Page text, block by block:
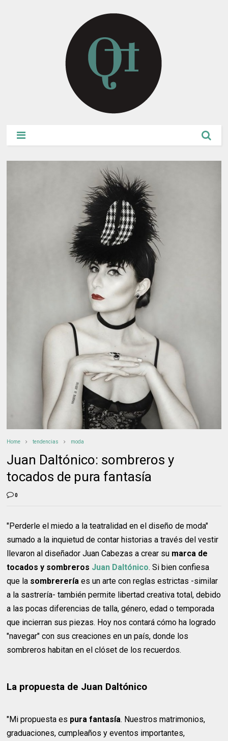
Home tendencias moda
Juan Daltónico: sombreros y
tocados de pura fantasía
0
"Perderle el miedo a la teatralidad en el diseño de moda"
sumado a la inquietud de contar historias a través del vestir
llevaron al diseñador Juan Cabezas a crear su marca de
tocados y sombreros Juan Daltónico. Si bien confiesa
que la sombrerería es un arte con reglas estrictas -similar
a la sastrería- también permite libertad creativa total, debido
a las pocas diferencias de talla, género, edad o temporada
que incierran sus piezas. Hoy nos contará cómo ha logrado
"navegar" con sus creaciones en un país, donde los
sombreros habitan en el clóset de los recuerdos.
La propuesta de Juan Daltónico
"Mi propuesta es pura fantasía. Nuestros matrimonios,
graduaciones, cumpleaños y eventos importantes,